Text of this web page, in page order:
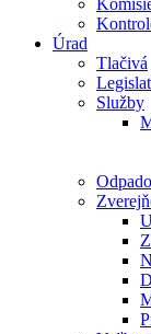
Úrad
Tlačivá
Služby